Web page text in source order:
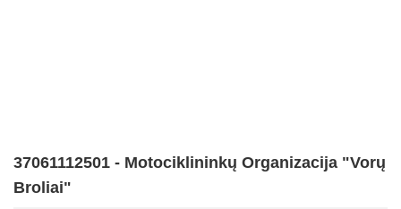
37061112501 - Motociklininkų Organizacija "Vorų
Broliai"